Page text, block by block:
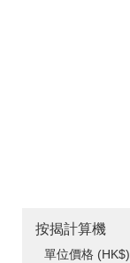
按揭計算機
單位價格 (HK$)